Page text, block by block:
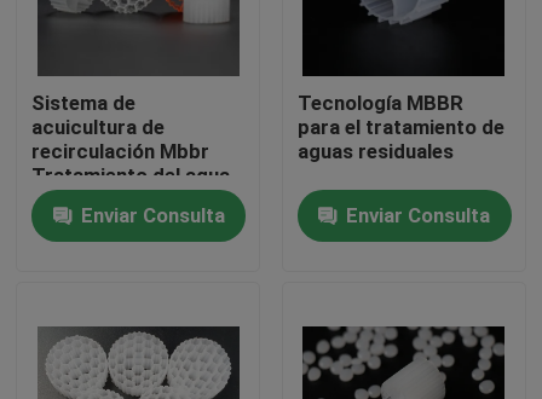
Hogar
Sobre nosotros
Sistema de
acuicultura de
recirculación Mbbr
Tratamiento del agua
Transportador
flotanteEnviar Consulta
Tecnología MBBR
para el tratamiento de
aguas residuales
Enviar Consulta